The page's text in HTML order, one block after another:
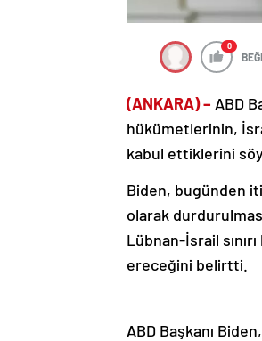
0
(ANKARA) – ABD
hükümetlerinin,
kabul ettiklerini
Biden, bugünden
olarak
Lübnan-İsrail
ereceğini belirtti.
ABD Başkanı